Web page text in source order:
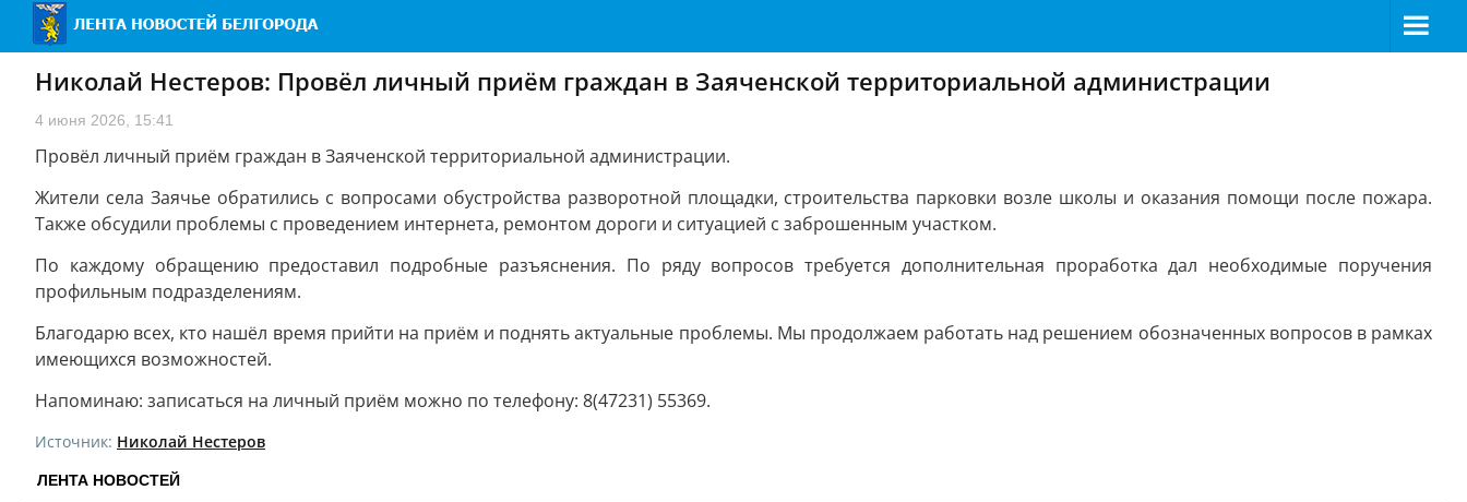
Николай Нестеров: Провёл личный приём граждан в Заяченской территориальной администрации
4 июня 2026, 15:41
Провёл личный приём граждан в Заяченской территориальной администрации.
Жители села Заячье обратились с вопросами обустройства разворотной площадки, строительства парковки возле школы и оказания помощи после пожара.
Также обсудили проблемы с проведением интернета, ремонтом дороги и ситуацией с заброшенным участком.
По каждому обращению предоставил подробные разъяснения. По ряду вопросов требуется дополнительная проработка дал необходимые поручения
профильным подразделениям.
Благодарю всех, кто нашёл время прийти на приём и поднять актуальные проблемы. Мы продолжаем работать над решением обозначенных вопросов в рамках
имеющихся возможностей.
Напоминаю: записаться на личный приём можно по телефону: 8(47231) 55369.
Источник: Николай Нестеров
ЛЕНТА НОВОСТЕЙ